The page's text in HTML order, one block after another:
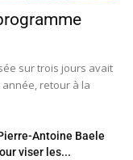
sur trois jours avait
retour à la
Antoine Baele
viser les...